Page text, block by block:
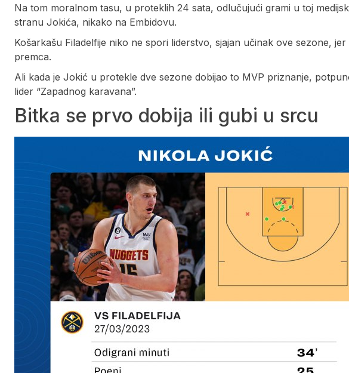
Na tom moralnom tasu, u proteklih 24 sata, odlučujući grami u toj
stranu Jokića, nikako na Embidovu.
Košarkašu Filadelfije niko ne spori liderstvo, sjajan učinak ove sezone,
premca.
Ali kada je Jokić u protekle dve sezone dobijao to MVP priznanje,
lider “Zapadnog karavana”.
Bitka se prvo dobija ili gubi u srcu